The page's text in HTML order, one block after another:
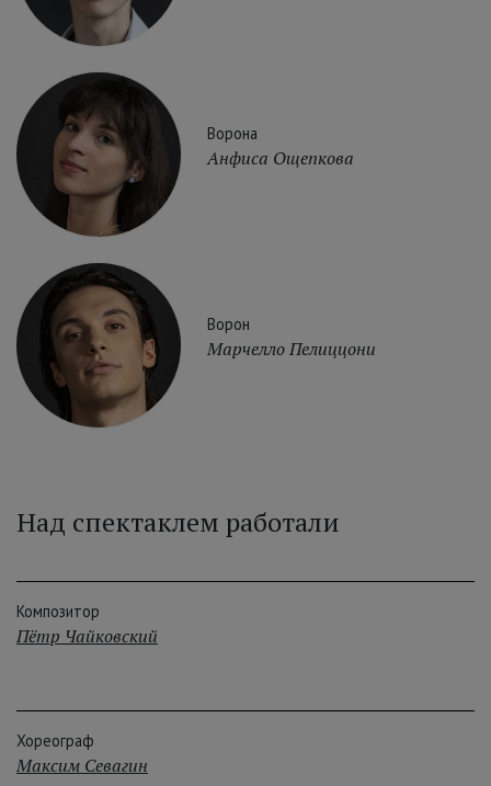
Ворона
Анфиса Ощепкова
Ворон
Марчелло Пелиццони
Над спектаклем работали
Композитор
Пётр Чайковский
Хореограф
Максим Севагин